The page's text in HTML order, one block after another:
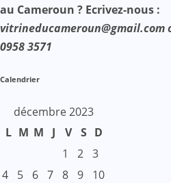
au Cameroun ? Ecrivez-nous :
vitrineducameroun@gmail.com
0958 3571
Calendrier
décembre 2023
L M M J V S D
1
2 3
4
5 6 7 8 9 10